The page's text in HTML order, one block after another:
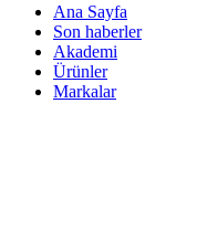
Ana Sayfa
Son haberler
Akademi
Ürünler
Markalar